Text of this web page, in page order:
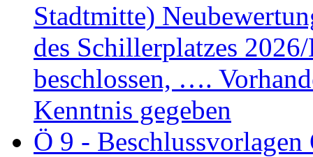
Stadtmitte)
des Schillerplatzes
beschlossen, ….
Kenntnis gegeben
Ö 9 - Beschlussvorlagen